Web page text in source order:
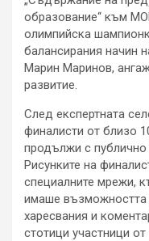
образование“ към
олимпийска
балансирания начин
Марин Маринов,
развитие.
След експертната
финалисти от близо
продължи с публично
Рисунките на
специалните мрежи,
имаше възможността
харесвания и
стотици участници